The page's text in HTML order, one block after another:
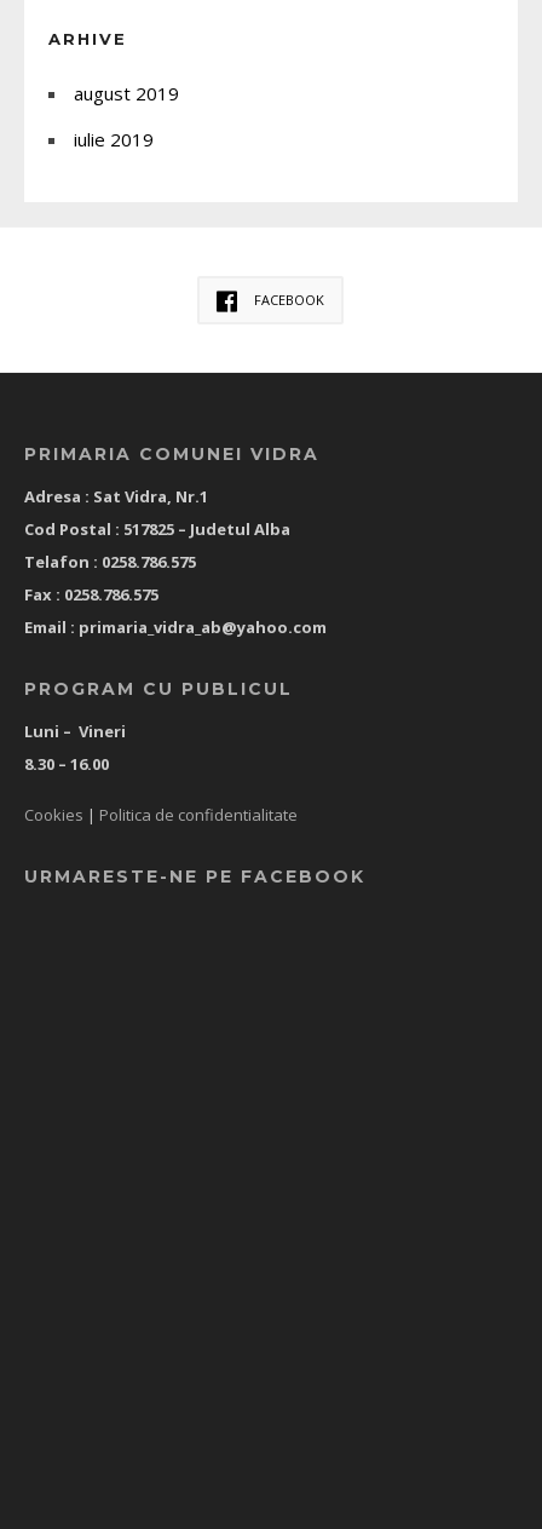
ARHIVE
august 2019
iulie 2019
FACEBOOK
PRIMARIA COMUNEI VIDRA
Adresa : Sat Vidra, Nr.1
Cod Postal : 517825 – Judetul Alba
Telafon : 0258.786.575
Fax : 0258.786.575
Email : primaria_vidra_ab@yahoo.com
PROGRAM CU PUBLICUL
Luni – Vineri
8.30 – 16.00
Cookies | Politica de confidentialitate
URMARESTE-NE PE FACEBOOK